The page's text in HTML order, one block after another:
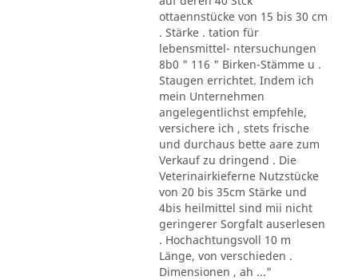
ottaennstücke von 15 bis 30 cm
. Stärke . tation für
lebensmittel- ntersuchungen
8b0 " 116 " Birken-Stämme u .
Staugen errichtet. Indem ich
mein Unternehmen
angelegentlichst empfehle,
versichere ich , stets frische
und durchaus bette aare zum
Verkauf zu dringend . Die
Veterinairkieferne Nutzstücke
von 20 bis 35cm Stärke und
4bis heilmittel sind mii nicht
geringerer Sorgfalt auserlesen
. Hochachtungsvoll 10 m
Länge, von verschieden .
Dimensionen , ah ..."